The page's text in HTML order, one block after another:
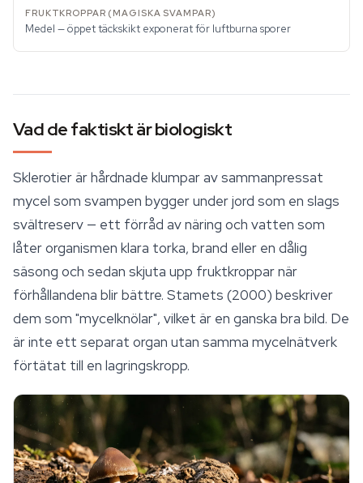
Medel — öppet täckskikt exponerat för luftburna sporer
Vad de faktiskt är biologiskt
Sklerotier är hårdnade klumpar av sammanpressat
mycel som svampen bygger under jord som en slags
svältreserv — ett förråd av näring och vatten som
låter organismen klara torka, brand eller en dålig
säsong och sedan skjuta upp fruktkroppar när
förhållandena blir bättre. Stamets (2000) beskriver
dem som "mycelknölar", vilket är en ganska bra bild. De
är inte ett separat organ utan samma mycelnätverk
förtätat till en lagringskropp.